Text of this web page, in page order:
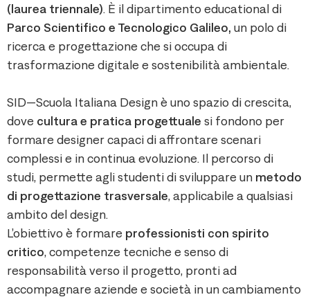
(laurea triennale). È il dipartimento educational di
Parco Scientifico e Tecnologico Galileo, un polo di
ricerca e progettazione che si occupa di
trasformazione digitale e sostenibilità ambientale.
SID—Scuola Italiana Design è uno spazio di crescita,
dove cultura e pratica progettuale si fondono per
formare designer capaci di affrontare scenari
complessi e in continua evoluzione. Il percorso di
studi, permette agli studenti di sviluppare un metodo
di progettazione trasversale, applicabile a qualsiasi
ambito del design.
L’obiettivo è formare professionisti con spirito
critico, competenze tecniche e senso di
responsabilità verso il progetto, pronti ad
accompagnare aziende e società in un cambiamento